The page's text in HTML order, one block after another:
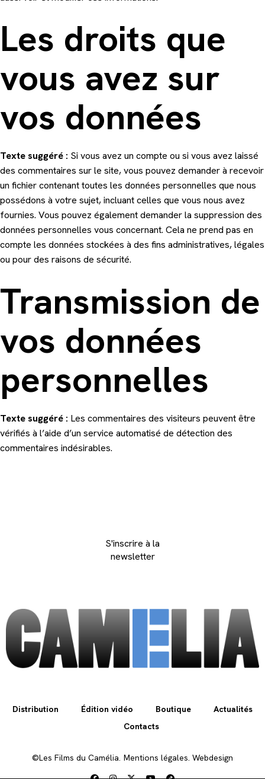
Les droits que
vous avez sur
vos données
Texte suggéré : Si vous avez un compte ou si vous avez laissé
des commentaires sur le site, vous pouvez demander à recevoir
un fichier contenant toutes les données personnelles que nous
possédons à votre sujet, incluant celles que vous nous avez
fournies. Vous pouvez également demander la suppression des
données personnelles vous concernant. Cela ne prend pas en
compte les données stockées à des fins administratives, légales
ou pour des raisons de sécurité.
Transmission de
vos données
personnelles
Texte suggéré : Les commentaires des visiteurs peuvent être
vérifiés à l’aide d’un service automatisé de détection des
commentaires indésirables.
S'inscrire à la
newsletter
Distribution Édition vidéo Boutique
Actualités
Contacts
©Les Films du Camélia. Mentions légales. Webdesign